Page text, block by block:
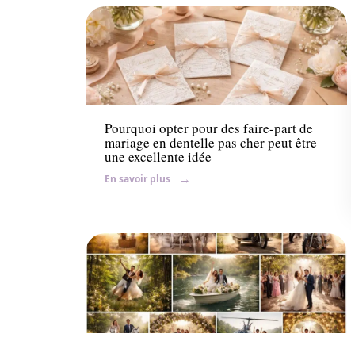
Ambiance
Pourquoi opter pour des faire-part de
mariage en dentelle pas cher peut être
une excellente idée
En savoir plus
Conseils